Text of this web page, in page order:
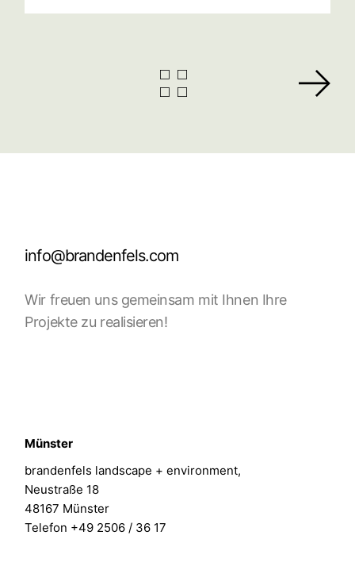
info@brandenfels.com
Wir freuen uns gemeinsam mit Ihnen Ihre
Projekte zu realisieren!
Münster
brandenfels landscape + environment,
Neustraße 18
48167 Münster
Telefon +49 2506 / 36 17